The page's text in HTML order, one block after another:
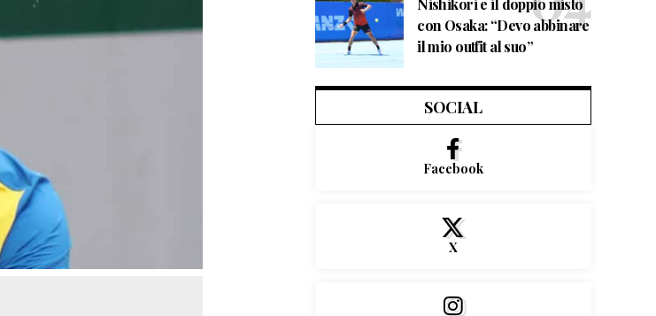
Nishikori e il doppio misto
con Osaka: “Devo abbinare
il mio outfit al suo”
SOCIAL
Facebook
X